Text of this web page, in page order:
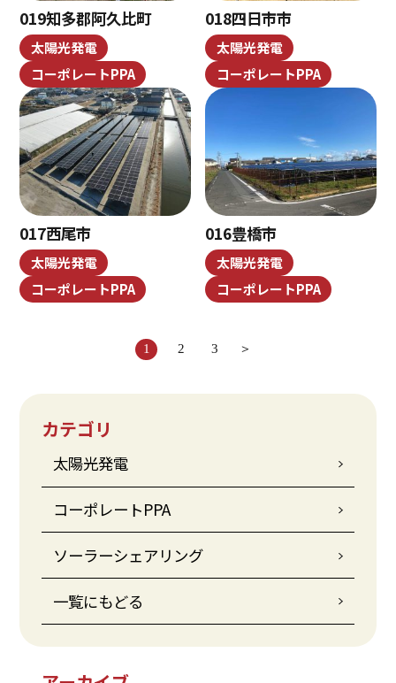
019知多郡阿久比町
太陽光発電
コーポレートPPA
018四日市市
太陽光発電
コーポレートPPA
017西尾市
太陽光発電
コーポレートPPA
016豊橋市
太陽光発電
コーポレートPPA
1 2 3 ＞
カテゴリ
太陽光発電
コーポレートPPA
ソーラーシェアリング
一覧にもどる